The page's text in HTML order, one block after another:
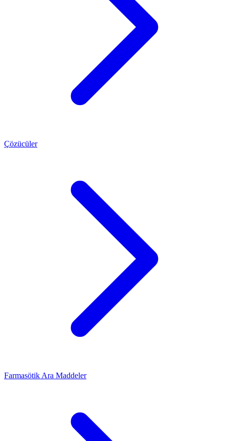
Çözücüler
Farmasötik Ara Maddeler